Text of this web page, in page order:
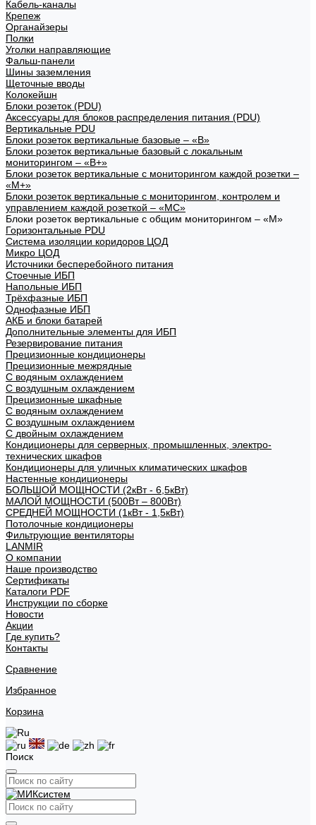
Кабель-каналы
Крепеж
Органайзеры
Полки
Уголки направляющие
Фальш-панели
Шины заземления
Щеточные вводы
Колокейшн
Блоки розеток (PDU)
Аксессуары для блоков распределения питания (PDU)
Вертикальные PDU
Блоки розеток вертикальные базовые – «В»
Блоки розеток вертикальные базовый с локальным
мониторингом – «В+»
Блоки розеток вертикальные с мониторингом каждой розетки –
«М+»
Блоки розеток вертикальные с мониторингом, контролем и
управлением каждой розеткой – «МС»
Блоки розеток вертикальные с общим мониторингом – «М»
Горизонтальные PDU
Система изоляции коридоров ЦОД
Микро ЦОД
Источники бесперебойного питания
Стоечные ИБП
Напольные ИБП
Трёхфазные ИБП
Однофазные ИБП
АКБ и блоки батарей
Дополнительные элементы для ИБП
Резервирование питания
Прецизионные кондиционеры
Прецизионные межрядные
С водяным охлаждением
С воздушным охлаждением
Прецизионные шкафные
С водяным охлаждением
С воздушным охлаждением
С двойным охлаждением
Кондиционеры для серверных, промышленных, электро-
технических шкафов
Кондиционеры для уличных климатических шкафов
Настенные кондиционеры
БОЛЬШОЙ МОЩНОСТИ (2кВт - 6,5кВт)
МАЛОЙ МОЩНОСТИ (500Вт – 800Вт)
СРЕДНЕЙ МОЩНОСТИ (1кВт - 1,5кВт)
Потолочные кондиционеры
Фильтрующие вентиляторы
LANMIR
О компании
Наше производство
Сертификаты
Каталоги PDF
Инструкции по сборке
Новости
Акции
Где купить?
Контакты
Сравнение
Избранное
Корзина
Поиск